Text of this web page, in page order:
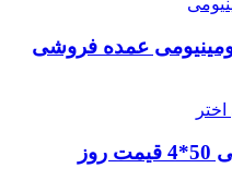
عمده فروشی